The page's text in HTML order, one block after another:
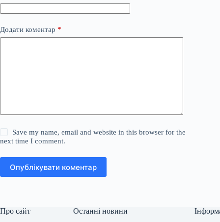
Додати коментар *
Save my name, email and website in this browser for the
next time I comment.
Опублікувати коментар
Про сайт Останні новини